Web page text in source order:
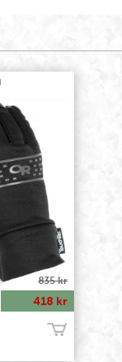
835 kr
418 kr
Köp!